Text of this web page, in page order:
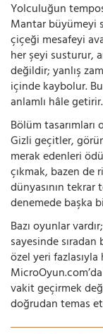
Yolculuğun
Mantar büyümeyi
çiçeği mesafeyi
her şeyi susturur,
değildir; yanlış
içinde kaybolur.
anlamlı hâle
Bölüm
Gizli geçitler,
merak edenleri
çıkmak, bazen de
dünyasının tekrar
denemede başka
Bazı oyunlar
sayesinde
özel yeri
vakit geçirmek
doğrudan temas